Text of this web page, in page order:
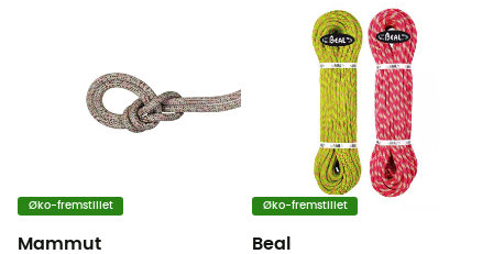
Øko-fremstillet
Mammut
Øko-fremstillet
Beal